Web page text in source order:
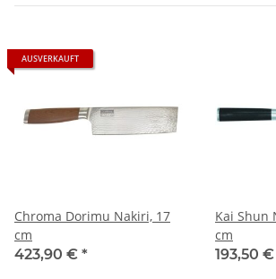
AUSVERKAUFT
Chroma Dorimu Nakiri, 17
cm
423,90 € *
Kai Shun
cm
193,50